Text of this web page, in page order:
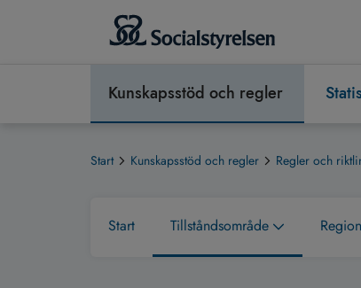
Kunskapsstöd och regler
Start Kunskapsstöd och regler Regler och
Start Tillståndsområde Region